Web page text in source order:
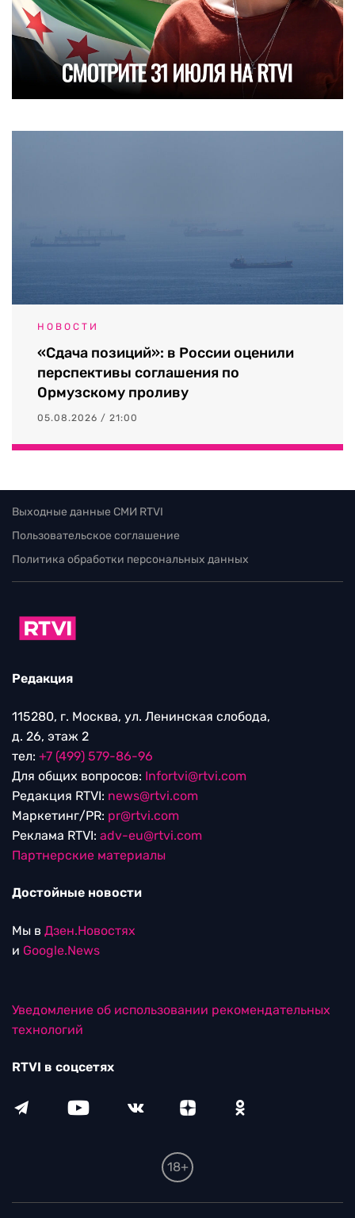
НОВОСТИ
«Сдача позиций»: в России оценили
перспективы соглашения по
Ормузскому проливу
05.08.2026 / 21:00
Выходные данные СМИ RTVI
Пользовательское соглашение
Политика обработки персональных данных
Редакция
115280, г. Москва, ул. Ленинская слобода,
д. 26, этаж 2
тел: +7 (499) 579-86-96
Для общих вопросов: Infortvi@rtvi.com
Редакция RTVI: news@rtvi.com
Маркетинг/PR: pr@rtvi.com
Реклама RTVI: adv-eu@rtvi.com
Партнерские материалы
Достойные новости
Мы в Дзен.Новостях
и Google.News
Уведомление об использовании рекомендательных
технологий
RTVI в соцсетях
18+